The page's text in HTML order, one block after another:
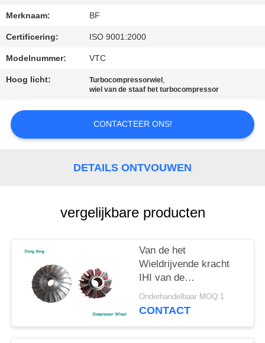
SITEMAP
PRIVACY
Merknaam: BF
Certificering: ISO 9001:2000
Modelnummer: VTC
Hoog licht: Turbocompressorwiel ,
wiel van de staaf het turbocompressor
CONTACTEER ONS!
DETAILS ONTVOUWEN
vergelijkbare producten
Van de het
Wieldrijvende kracht
IHI van de
de Reeks van de de
Onderhandelbaar MOQ:1
CONTACT